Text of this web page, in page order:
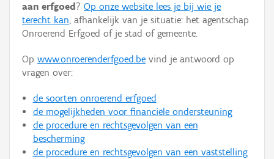
Hergebruik
Aanmelden
aan erfgoed ? Op onze website lees je bij wie je
terecht kan, afhankelijk van je situatie: het agentschap
Onroerend Erfgoed of je stad of gemeente.
Op www.onroerenderfgoed.be vind je antwoord op
vragen over:
de soorten onroerend erfgoed
de mogelijkheden voor financiële ondersteuning
de procedure en rechtsgevolgen van een
bescherming
de procedure en rechtsgevolgen van een vaststelling